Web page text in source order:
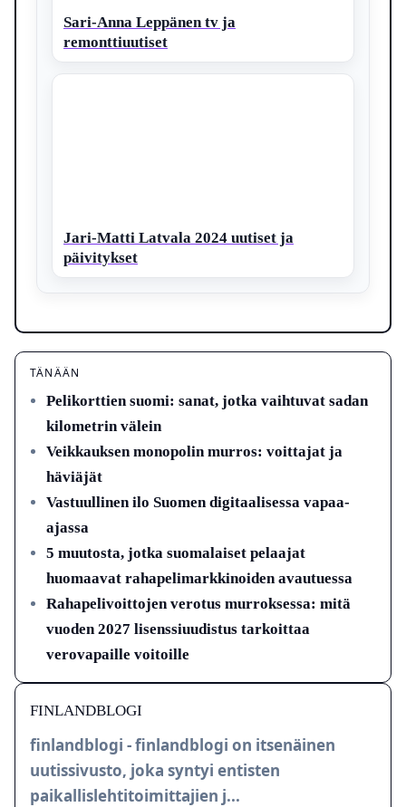
Sari-Anna Leppänen tv ja
remonttiuutiset
Jari-Matti Latvala 2024 uutiset ja
päivitykset
TÄNÄÄN
Pelikorttien suomi: sanat, jotka vaihtuvat sadan
kilometrin välein
Veikkauksen monopolin murros: voittajat ja
häviäjät
Vastuullinen ilo Suomen digitaalisessa vapaa-
ajassa
5 muutosta, jotka suomalaiset pelaajat
huomaavat rahapelimarkkinoiden avautuessa
Rahapelivoittojen verotus murroksessa: mitä
vuoden 2027 lisenssiuudistus tarkoittaa
verovapaille voitoille
FINLANDBLOGI
finlandblogi - finlandblogi on itsenäinen
uutissivusto, joka syntyi entisten
paikallislehtitoimittajien j...